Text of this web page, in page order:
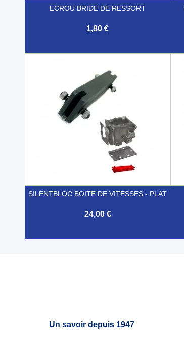
ECROU BRIDE DE RESSORT
1,80 €
SILENTBLOC BOITE DE VITESSES - PLAT
24,00 €
Un savoir depuis 1947